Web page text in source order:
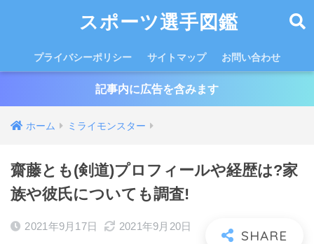
スポーツ選手図鑑
プライバシーポリシー サイトマップ お問い合わせ
記事内に広告を含みます
ホーム ミライモンスター
齋藤とも(剣道)プロフィールや経歴は?家
族や彼氏についても調査!
2021年9月17日 2021年9月20日